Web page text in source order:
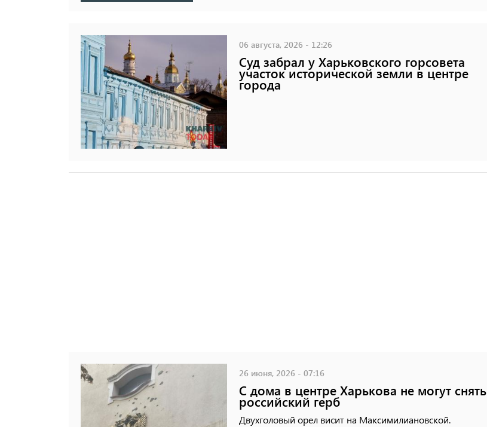
06 августа, 2026 - 12:26
Суд забрал у Харьковского горсовета
участок исторической земли в центре
города
26 июня, 2026 - 07:16
С дома в центре Харькова не могут снять
российский герб
Двухголовый орел висит на Максимилиановской.